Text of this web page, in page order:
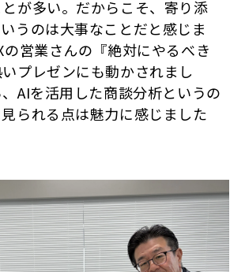
が多い。だからこそ、寄り添
うのは大事なことだと感じま
の営業さんの『絶対にやるべき
プレゼンにも動かされまし
AIを活用した商談分析というの
られる点は魅力に感じました